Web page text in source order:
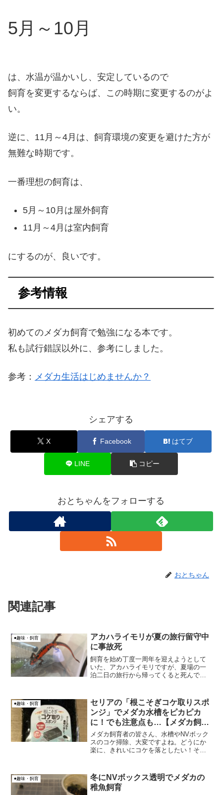
5月～10月
は、水温が温かいし、安定しているので
飼育を変更するならば、この時期に変更するのがよ
い。
逆に、11月～4月は、飼育環境の変更を避けた方が
無難な時期です。
一番理想の飼育は、
5月～10月は屋外飼育
11月～4月は室内飼育
にするのが、良いです。
参考情報
初めてのメダカ飼育で勉強になる本です。
私も試行錯誤以外に、参考にしました。
参考： メダカ生活はじめませんか？
シェアする
X Facebook はてブ
LINE コピー
おとちゃんをフォローする
おとちゃん
関連記事
●趣味・飼育
アカハライモリが夏の旅行留守中
に事故死
飼育を始め丁度一周年を迎えようとして
いた、アカハライモリですが、夏場の一
泊二日の旅行から帰ってくると死んでし
すが）留守中にアカハライモリを死なせ
てしまったのは、２回目な...
●趣味・飼育
セリアの「根こそぎコケ取りスポ
ンジ」でメダカ水槽をピカピカ
に！でも注意点も…【メダカ飼
育】
メダカ飼育者の皆さん、水槽やNVボック
スのコケ掃除、大変ですよね。どうにか
楽に、きれいにコケを落としたい！そん
スポンジ」です。名前からして期待大で
すよね！実際に使っ...
●趣味・飼育
冬にNVボックス透明でメダカの
稚魚飼育